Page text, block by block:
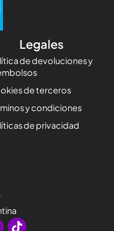
Legales
de devoluciones y
de terceros
y condiciones
de privacidad
T